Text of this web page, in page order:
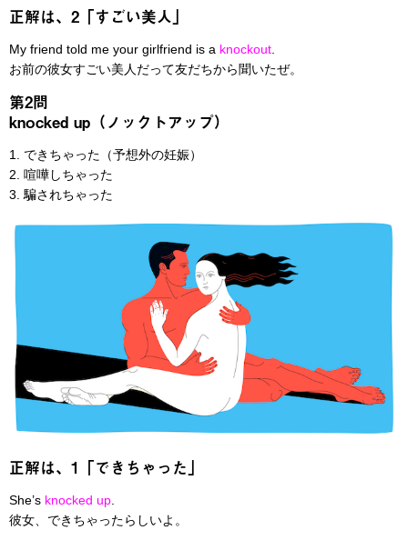
正解は、2「すごい美人」
My friend told me your girlfriend is a knockout
お前の彼女すごい美人だって友だちから聞いたぜ。
第2問
knocked up（ノックトアップ）
1. できちゃった（予想外の妊娠）
2. 喧嘩しちゃった
3. 騙されちゃった
正解は、1「できちゃった」
She’s knocked up.
彼女、できちゃったらしいよ。